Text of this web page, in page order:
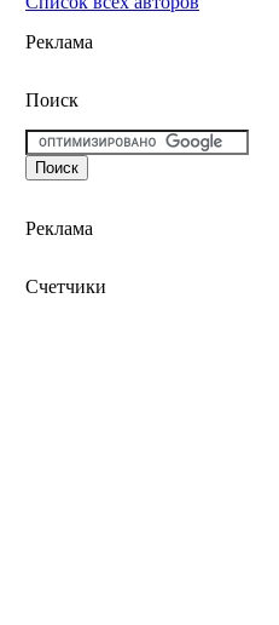
Реклама
Поиск
Реклама
Счетчики